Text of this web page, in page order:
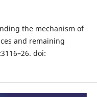
the mechanism of
and remaining
doi: